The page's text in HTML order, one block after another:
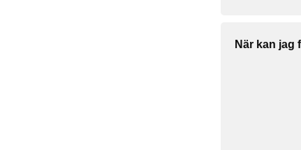
När kan jag